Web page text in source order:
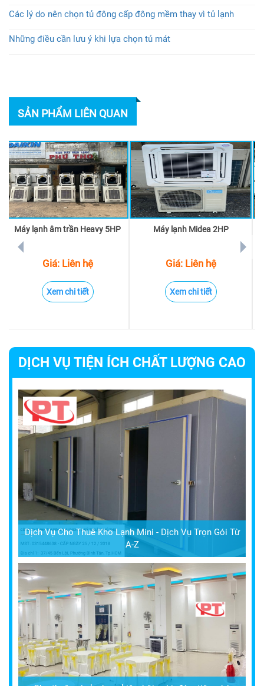
Các lý do nên chọn tủ đông cấp đông mềm thay vì tủ lạnh
Những điều cần lưu ý khi lựa chọn tủ mát
SẢN PHẨM LIÊN QUAN
Máy lạnh âm trần Heavy 5HP
Giá: Liên hệ
Xem chi tiết
Máy lạnh Midea 2HP
Giá: Liên hệ
Xem chi tiết
prev next
DỊCH VỤ TIỆN ÍCH CHẤT LƯỢNG CAO
Dịch Vụ Cho Thuê Kho Lạnh Mini - Dịch Vụ Trọn Gói Từ
A-Z